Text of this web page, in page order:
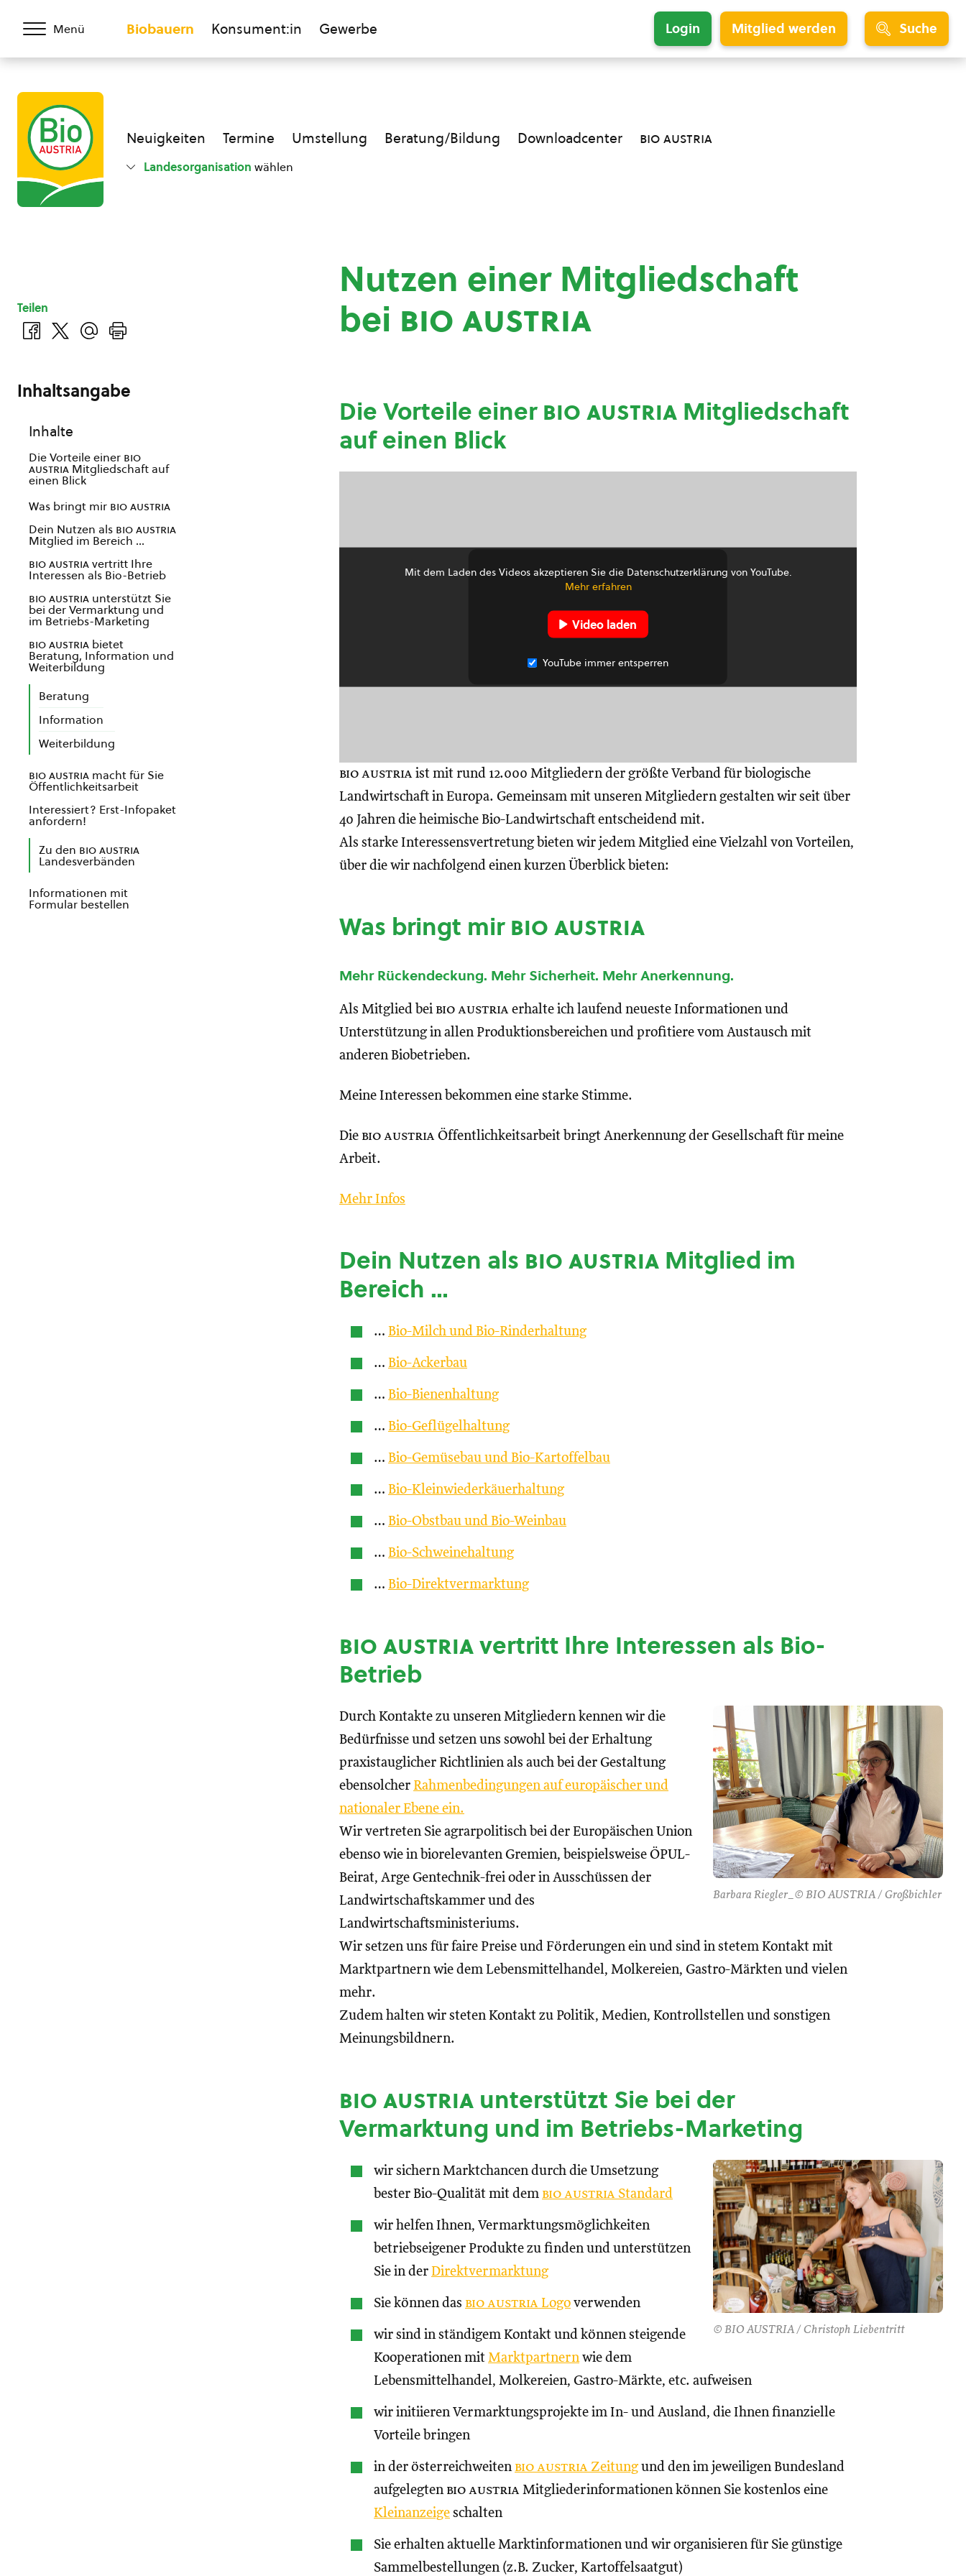
Menü Biobauern Konsument:in Gewerbe Login Mitglied werden Suche
Neuigkeiten Termine Umstellung Beratung/Bildung Downloadcenter bio austria
Landesorganisation wählen
Nutzen einer Mitgliedschaft
bei bio austria
Die Vorteile einerbio austria Mitgliedschaft
auf einen Blick
Mit dem Laden des Videos akzeptieren Sie die Datenschutzerklärung von YouTube.
Mehr erfahren
Video laden
YouTube immer entsperren
bio austria ist mit rund 12.000 Mitgliedern der größte Verband für biologische
Landwirtschaft in Europa. Gemeinsam mit unseren Mitgliedern gestalten wir seit über
40 Jahren die heimische Bio-Landwirtschaft entscheidend mit.
Als starke Interessensvertretung bieten wir jedem Mitglied eine Vielzahl von Vorteilen,
über die wir nachfolgend einen kurzen Überblick bieten:
Was bringt mirbio austria
Mehr Rückendeckung. Mehr Sicherheit. Mehr Anerkennung.
Als Mitglied bei bio austria erhalte ich laufend neueste Informationen und
Unterstützung in allen Produktionsbereichen und profitiere vom Austausch mit
anderen Biobetrieben.
Meine Interessen bekommen eine starke Stimme.
Die bio austria Öffentlichkeitsarbeit bringt Anerkennung der Gesellschaft für meine
Arbeit.
Mehr Infos
Dein Nutzen als bio austria Mitglied im
Bereich …
… Bio-Milch und Bio-Rinderhaltung
… Bio-Ackerbau
… Bio-Bienenhaltung
… Bio-Geflügelhaltung
… Bio-Gemüsebau und Bio-Kartoffelbau
… Bio-Kleinwiederkäuerhaltung
… Bio-Obstbau und Bio-Weinbau
… Bio-Schweinehaltung
… Bio-Direktvermarktung
bio austriavertritt Ihre Interessen als Bio-
Betrieb
Barbara Riegler_© BIO AUSTRIA / Großbichler
Durch Kontakte zu unseren Mitgliedern kennen wir die
Bedürfnisse und setzen uns sowohl bei der Erhaltung
praxistauglicher Richtlinien als auch bei der Gestaltung
ebensolcher Rahmenbedingungen auf europäischer und
nationaler Ebene ein.
Wir vertreten Sie agrarpolitisch bei der Europäischen Union
ebenso wie in biorelevanten Gremien, beispielsweise ÖPUL-
Beirat, Arge Gentechnik-frei oder in Ausschüssen der
Landwirtschaftskammer und des
Landwirtschaftsministeriums.
Wir setzen uns für faire Preise und Förderungen ein und sind in stetem Kontakt mit
Marktpartnern wie dem Lebensmittelhandel, Molkereien, Gastro-Märkten und vielen
mehr.
Zudem halten wir steten Kontakt zu Politik, Medien, Kontrollstellen und sonstigen
Meinungsbildnern.
bio austria unterstützt Sie bei der
Vermarktung und im Betriebs-Marketing
© BIO AUSTRIA / Christoph Liebentritt
wir sichern Marktchancen durch die Umsetzung
bester Bio-Qualität mit dem bio austria Standard
wir helfen Ihnen, Vermarktungsmöglichkeiten
betriebseigener Produkte zu finden und unterstützen
Sie in der Direktvermarktung
Sie können das bio austria Logo verwenden
wir sind in ständigem Kontakt und können steigende
Kooperationen mit Marktpartnernwie dem
Lebensmittelhandel, Molkereien, Gastro-Märkte, etc. aufweisen
wir initiieren Vermarktungsprojekte im In- und Ausland, die Ihnen finanzielle
Vorteile bringen
in der österreichweiten bio austria Zeitungund den im jeweiligen Bundesland
aufgelegten bio austria Mitgliederinformationen können Sie kostenlos eine
Kleinanzeige schalten
Sie erhalten aktuelle Marktinformationen und wir organisieren für Sie günstige
Sammelbestellungen (z.B. Zucker, Kartoffelsaatgut)
Teilen
Inhaltsangabe
Inhalte
Die Vorteile einer bio
austria Mitgliedschaft auf
einen Blick
Was bringt mir bio austria
Dein Nutzen als bio austria
Mitglied im Bereich …
bio austriavertritt Ihre
Interessen als Bio-Betrieb
bio austria unterstützt Sie
bei der Vermarktung und
im Betriebs-Marketing
bio austria bietet
Beratung, Information und
Weiterbildung
Beratung
Information
Weiterbildung
bio austria macht für Sie
Öffentlichkeitsarbeit
Interessiert? Erst-Infopaket
anfordern!
Zu den bio austria
Landesverbänden
Informationen mit
Formular bestellen